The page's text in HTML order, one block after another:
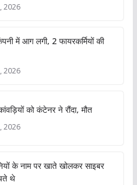
2026
में आग लगी, 2 फायरकर्मियों की
2026
को कंटेनर ने रौंदा, मौत
2026
के नाम पर खाते खोलकर साइबर
थे